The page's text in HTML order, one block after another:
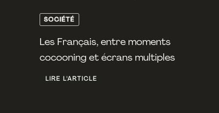
SOCIÉTÉ
Les Français, entre moments
cocooning et écrans multiples
LIRE L'ARTICLE